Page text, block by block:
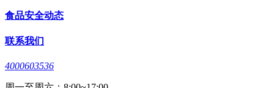
食品安全动态
联系我们
4000603536